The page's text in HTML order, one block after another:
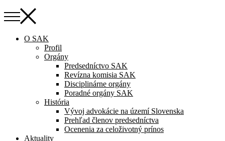
O SAK
Profil
Orgány
Predsedníctvo SAK
Revízna komisia SAK
Disciplinárne orgány
Poradné orgány SAK
História
Vývoj advokácie na území Slovenska
Prehľad členov predsedníctva
Ocenenia za celoživotný prínos
Aktuality